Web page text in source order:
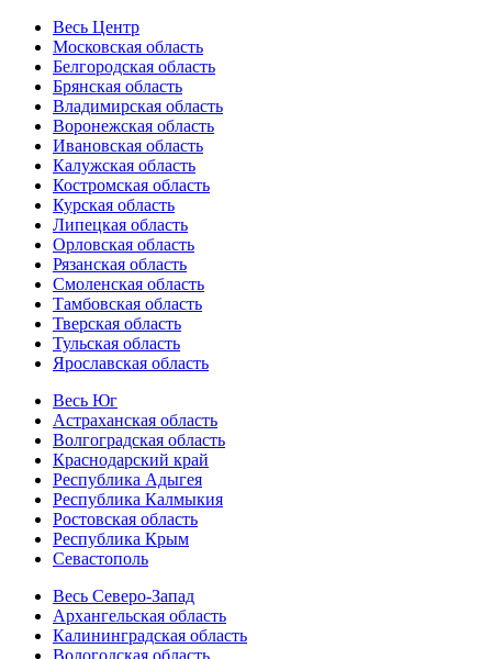
Весь Центр
Московская область
Белгородская область
Брянская область
Владимирская область
Воронежская область
Ивановская область
Калужская область
Костромская область
Курская область
Липецкая область
Орловская область
Рязанская область
Смоленская область
Тамбовская область
Тверская область
Тульская область
Ярославская область
Весь Юг
Астраханская область
Волгоградская область
Краснодарский край
Республика Адыгея
Республика Калмыкия
Ростовская область
Республика Крым
Севастополь
Весь Северо-Запад
Архангельская область
Калининградская область
Вологодская область